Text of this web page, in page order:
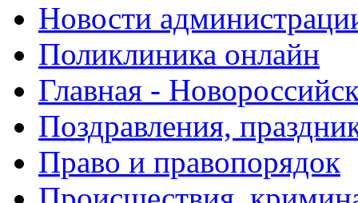
Новости
Поликлиника онлайн
Главная -
Поздравления,
Право и правопорядок